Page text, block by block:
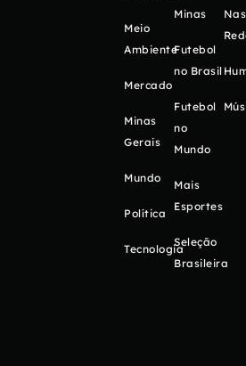
Meio
Ambiente
Mercado
Minas
Gerais
Mundo
Política
Tecnologia
Minas
Futebol
no Brasil
Futebol
no
Mundo
Mais
Esportes
Seleção
Brasileira
Nas